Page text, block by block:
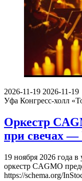
2026-11-19 2026-11-19
Уфа Конгресс-холл
Оркестр
при свечах —
19 ноября 2026 года
оркестр CAGMO
https://schema.org/